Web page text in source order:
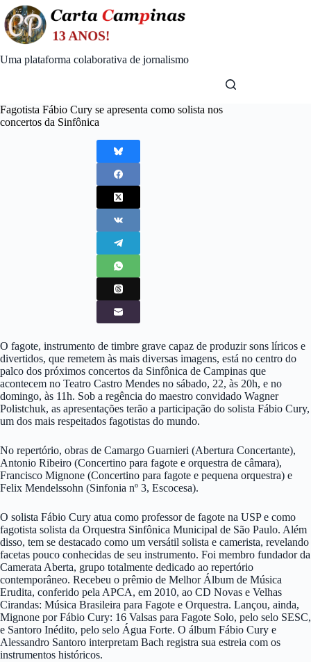
Skip
to
content
Uma plataforma colaborativa de jornalismo
Fagotista Fábio Cury se apresenta como solista nos
concertos da Sinfônica
O fagote, instrumento de timbre grave capaz de produzir sons líricos e
divertidos, que remetem às mais diversas imagens, está no centro do
palco dos próximos concertos da Sinfônica de Campinas que
acontecem no Teatro Castro Mendes no sábado, 22, às 20h, e no
domingo, às 11h. Sob a regência do maestro convidado Wagner
Polistchuk, as apresentações terão a participação do solista Fábio Cury,
um dos mais respeitados fagotistas do mundo.
No repertório, obras de Camargo Guarnieri (Abertura Concertante),
Antonio Ribeiro (Concertino para fagote e orquestra de câmara),
Francisco Mignone (Concertino para fagote e pequena orquestra) e
Felix Mendelssohn (Sinfonia nº 3, Escocesa).
O solista Fábio Cury atua como professor de fagote na USP e como
fagotista solista da Orquestra Sinfônica Municipal de São Paulo. Além
disso, tem se destacado como um versátil solista e camerista, revelando
facetas pouco conhecidas de seu instrumento. Foi membro fundador da
Camerata Aberta, grupo totalmente dedicado ao repertório
contemporâneo. Recebeu o prêmio de Melhor Álbum de Música
Erudita, conferido pela APCA, em 2010, ao CD Novas e Velhas
Cirandas: Música Brasileira para Fagote e Orquestra. Lançou, ainda,
Mignone por Fábio Cury: 16 Valsas para Fagote Solo, pelo selo SESC,
e Santoro Inédito, pelo selo Água Forte. O álbum Fábio Cury e
Alessandro Santoro interpretam Bach registra sua estreia com os
instrumentos históricos.